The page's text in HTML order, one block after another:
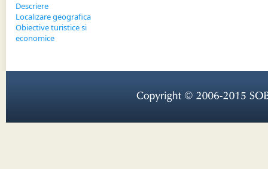
Descriere
Localizare geografica
Obiective turistice si
economice
Copyright © 2006-2015